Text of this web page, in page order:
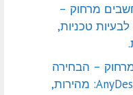
מרחוק –
לבעיות טכניות,
– הבחירה
הפרקטית עם AnyDesk: מהירות,